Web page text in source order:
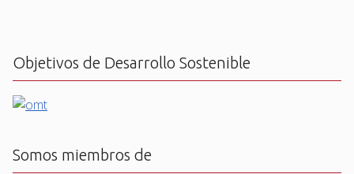
Objetivos de Desarrollo Sostenible
Somos miembros de